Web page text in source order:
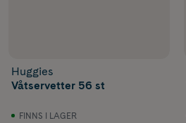
Huggies
Våtservetter 56 st
FINNS I LAGER